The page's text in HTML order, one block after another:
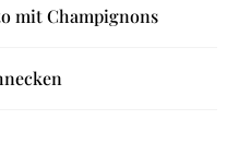
mit Champignons